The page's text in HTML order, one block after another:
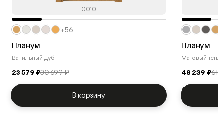
0010
Планум
Ванильный дуб
23 579 ₽30 699 ₽
+56
В корзину
Планум
Матовый
48 239 ₽